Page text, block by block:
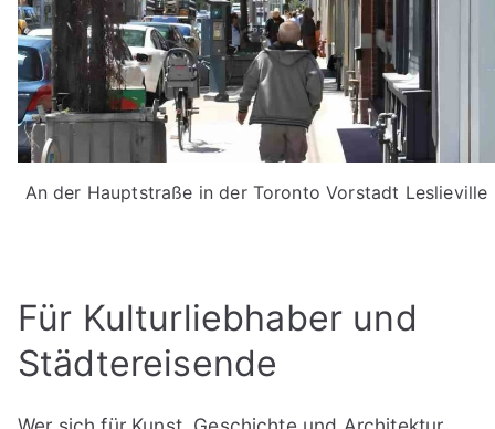
An der Hauptstraße in der Toronto Vorstadt Leslieville
Für Kulturliebhaber und
Städtereisende